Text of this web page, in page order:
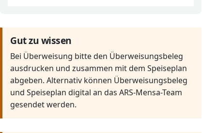
Gut zu wissen
Bei Überweisung bitte den Überweisungsbeleg
ausdrucken und zusammen mit dem Speiseplan
abgeben. Alternativ können Überweisungsbeleg
und Speiseplan digital an das ARS-Mensa-Team
gesendet werden.